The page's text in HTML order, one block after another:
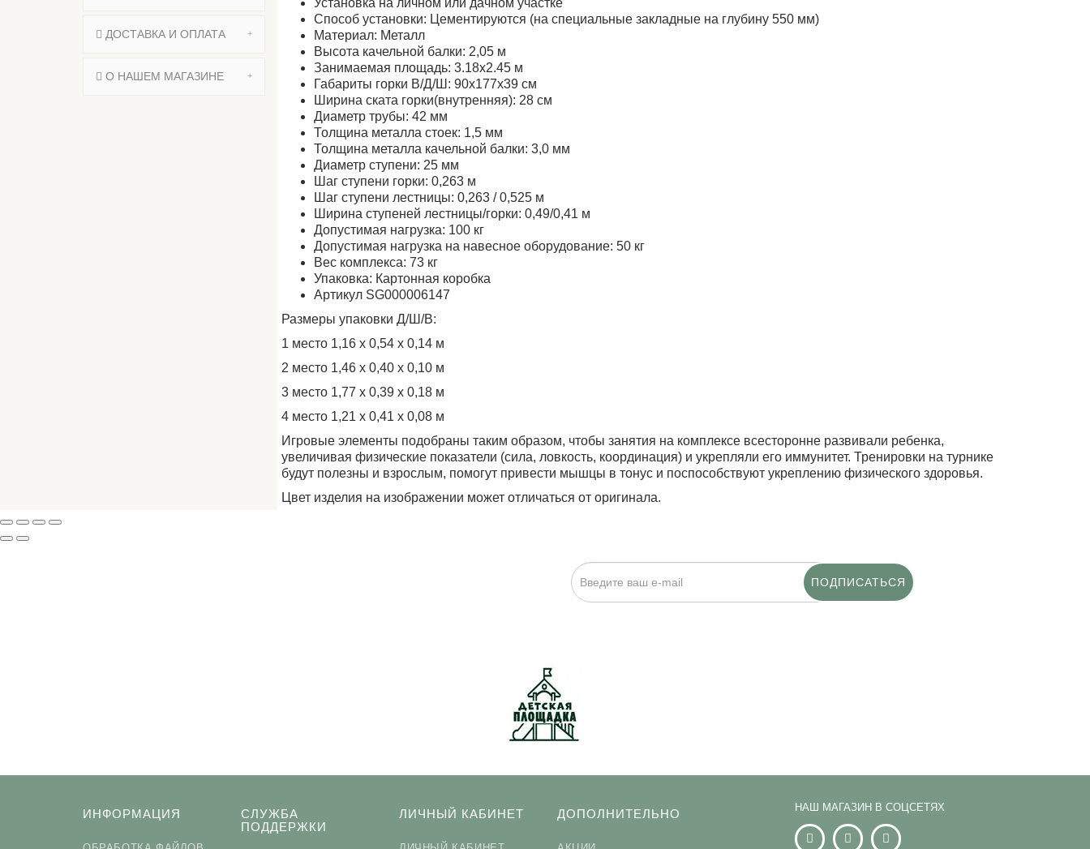
ДОСТАВКА И ОПЛАТА
О НАШЕМ МАГАЗИНЕ
Установка на личном или дачном участке
Способ установки: Цементируются (на специальные закладные на глубину 550 мм)
Материал: Металл
Высота качельной балки: 2,05 м
Занимаемая площадь: 3.18х2.45 м
Габариты горки В/Д/Ш: 90х177х39 см
Ширина ската горки(внутренняя): 28 см
Диаметр трубы: 42 мм
Толщина металла стоек: 1,5 мм
Толщина металла качельной балки: 3,0 мм
Диаметр ступени: 25 мм
Шаг ступени горки: 0,263 м
Шаг ступени лестницы: 0,263 / 0,525 м
Ширина ступеней лестницы/горки: 0,49/0,41 м
Допустимая нагрузка: 100 кг
Допустимая нагрузка на навесное оборудование: 50 кг
Вес комплекса: 73 кг
Упаковка: Картонная коробка
Артикул SG000006147
Размеры упаковки Д/Ш/В:
1 место 1,16 х 0,54 х 0,14 м
2 место 1,46 х 0,40 х 0,10 м
3 место 1,77 х 0,39 х 0,18 м
4 место 1,21 х 0,41 х 0,08 м
Игровые элементы подобраны таким образом, чтобы занятия на комплексе всесторонне развивали ребенка,
увеличивая физические показатели (сила, ловкость, координация) и укрепляли его иммунитет. Тренировки на турнике
будут полезны и взрослым, помогут привести мышцы в тонус и поспособствуют укреплению физического здоровья.
Цвет изделия на изображении может отличаться от оригинала.
ПОДПИСАТЬСЯ
ИНФОРМАЦИЯ
СЛУЖБА
ПОДДЕРЖКИ
ЛИЧНЫЙ КАБИНЕТ ДОПОЛНИТЕЛЬНО НАШ МАГАЗИН В СОЦСЕТЯХ